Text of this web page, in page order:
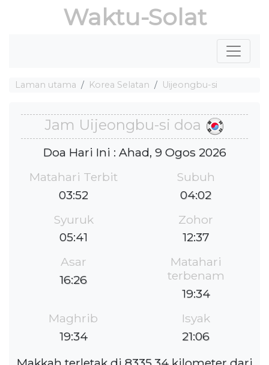
Waktu-Solat
Laman utama Korea Selatan Uijeongbu-si
Jam Uijeongbu-si doa
Doa Hari Ini : Ahad, 9 Ogos 2026
Matahari Terbit
03:52
Subuh
04:02
Syuruk
05:41
Zohor
12:37
Asar
16:26
Matahari
terbenam
19:34
Maghrib
19:34
Isyak
21:06